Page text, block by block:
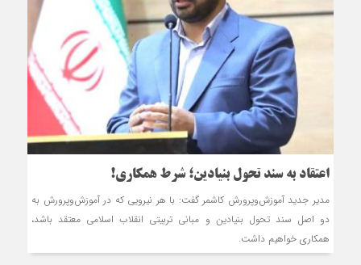
اعتقاد به سند تحول بنیادین؛ شرط همکاری!
مدیر جدید آموزش‌وپرورش کاشمر گفت: با هر نیرویی که در آموزش‌وپرورش به
دو اصل سند تحول بنیادین و مبانی تربیتی انقلاب اسلامی معتقد باشد،
همکاری خواهیم داشت.